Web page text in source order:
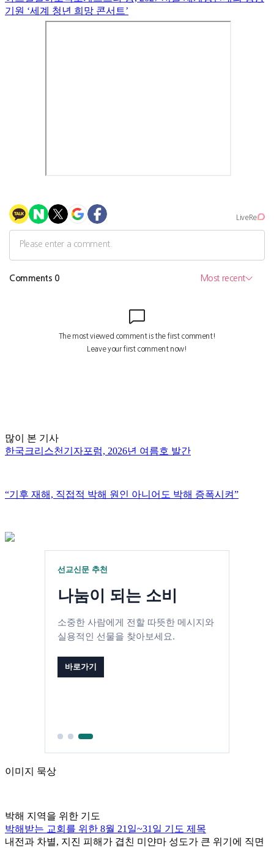
기원 ‘세계 청년 희망 콘서트’
많이 본 기사
한국크리스천기자포럼, 2026년 여름호 발간
“기후 재해, 직접적 박해 원인 아니어도 박해 증폭시켜”
선교신문 추천
나눔이 되는 소비
소중한 사람에게 전할 따뜻한 메시지와
실용적인 선물을 찾아보세요.
바로가기
이미지 묵상
박해 지역을 위한 기도
박해받는 교회를 위한 8월 21일~31일 기도 제목
내전과 차별, 지진 피해가 겹친 미얀마 성도가 큰 위기에 직면